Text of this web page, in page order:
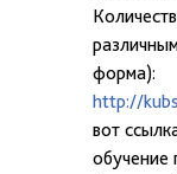
форма):
http://
вот
обучение